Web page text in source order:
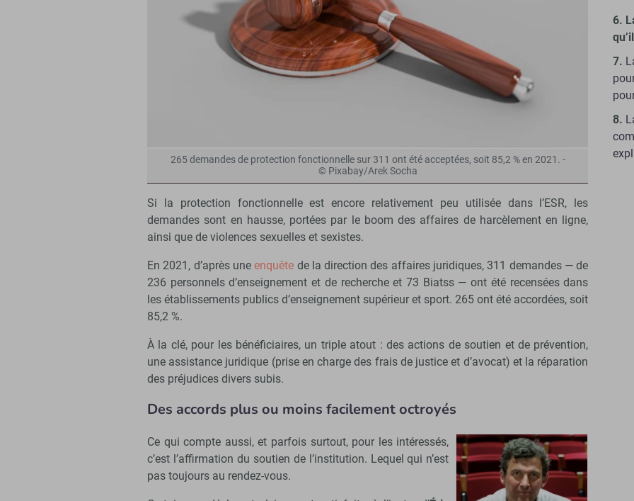
265 demandes de protection fonctionnelle sur 311 ont été acceptées, soit 85,2 % en 2021. -
© Pixabay/Arek Socha
Si la protection fonctionnelle est encore relativement peu utilisée dans l’ESR, les
demandes sont en hausse, portées par le boom des affaires de harcèlement en ligne,
ainsi que de violences sexuelles et sexistes.
En 2021, d’après uneenquête de la direction des affaires juridiques, 311 demandes — de
236 personnels d’enseignement et de recherche et 73 Biatss — ont été recensées dans
les établissements publics d’enseignement supérieur et sport. 265 ont été accordées, soit
85,2 %.
À la clé, pour les bénéficiaires, un triple atout : des actions de soutien et de prévention,
une assistance juridique (prise en charge des frais de justice et d’avocat) et la réparation
des préjudices divers subis.
Des accords plus ou moins facilement octroyés
Ce qui compte aussi, et parfois surtout, pour les intéressés,
c’est l’affirmation du soutien de l’institution. Lequel qui n’est
pas toujours au rendez-vous.